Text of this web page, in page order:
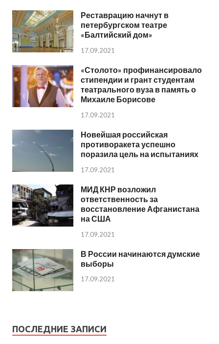
Реставрацию начнут в
петербургском театре
«Балтийский дом»
17.09.2021
«Столото» профинансировало
стипендии и грант студентам
театрального вуза в память о
Михаиле Борисове
17.09.2021
Новейшая российская
противоракета успешно
поразила цель на испытаниях
17.09.2021
МИД КНР возложил
ответственность за
восстановление Афганистана
на США
17.09.2021
В России начинаются думские
выборы
17.09.2021
ПОСЛЕДНИЕ ЗАПИСИ